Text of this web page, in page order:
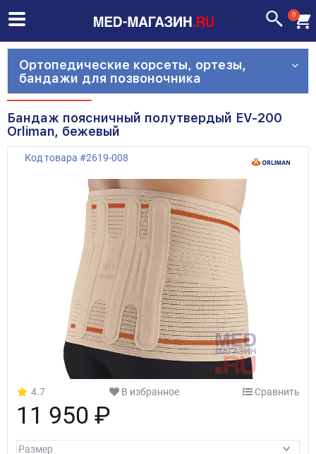
0
Ортопедические корсеты, ортезы,
бандажи для позвоночника
Бандаж поясничный полутвердый EV-200
Orliman, бежевый
Код товара #2619-008
4.7 В избранное Сравнить
11 950 ₽